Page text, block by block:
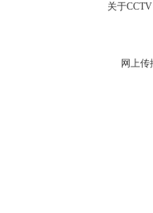
关于CCTV
网上传